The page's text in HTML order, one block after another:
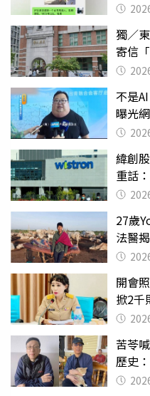
獨／
寄信
關
不是
曝光
緯創
重話
27歲
法醫
開會
掀2
苦苓
歷史